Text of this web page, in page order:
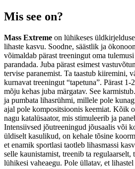
Mis see on?
Mass Extreme on lühikeses
lihaste kasvu. Soodne, säästlik ja
võimaldab pärast treeningut oma
parandada. Juba pärast esimest
tervise paranemist. Ta taastub kiiremini,
kurnavat treeningut “tapetuna”. Pärast 1-
mõju kehas juba märgatav. See
ja pumbata lihasrühmi, millele pole
ajal pole kompositsioonis keemiat. Kõik
nagu katalüsaator, mis stimuleerib ja
Intensiivsed jõutreeningud jõusaalis või
üldiselt kasulikud, on kehale tõsine
et enamik sportlasi taotleb lihasmassi
selle kaunistamist, treenib ta regulaarselt,
lühikesi vaheaegu. Pole üllatav, et